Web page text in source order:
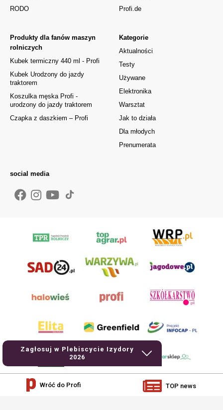
Zagłosuj w Plebiscycie Izydory
2026
RODO
Kategorie
Aktualności
Testy
Używane
Elektronika
Warsztat
Jak to działa
Dla młodych
Prenumerata
Produkty dla fanów maszyn
rolniczych
Kubek termiczny 440 ml - Profi
Kubek Urodzony do jazdy
traktorem
Koszulka męska Profi -
urodzony do jazdy traktorem
Czapka z daszkiem – Profi
Profi.de
social media
Wróć do Profi TOP news